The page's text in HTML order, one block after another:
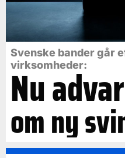
Svenske bander går
virksomheder:
Nu
om ny